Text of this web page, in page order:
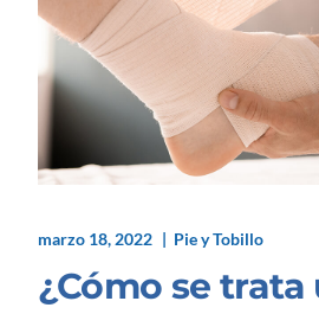
marzo 18, 2022 Pie y Tobillo
¿Cómo se trata